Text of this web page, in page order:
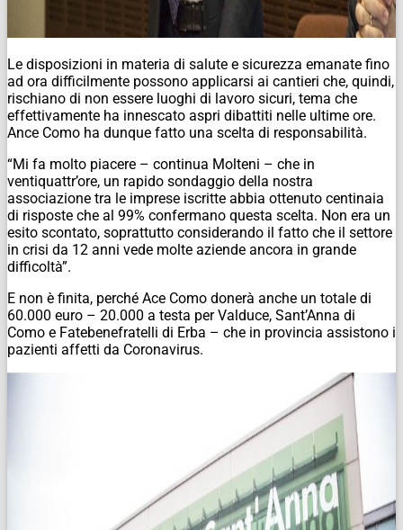
Le disposizioni in materia di salute e sicurezza emanate fino
ad ora difficilmente possono applicarsi ai cantieri che, quindi,
rischiano di non essere luoghi di lavoro sicuri, tema che
effettivamente ha innescato aspri dibattiti nelle ultime ore.
Ance Como ha dunque fatto una scelta di responsabilità.
“Mi fa molto piacere – continua Molteni – che in
ventiquattr’ore, un rapido sondaggio della nostra
associazione tra le imprese iscritte abbia ottenuto centinaia
di risposte che al 99% confermano questa scelta. Non era un
esito scontato, soprattutto considerando il fatto che il settore
in crisi da 12 anni vede molte aziende ancora in grande
difficoltà”.
E non è finita, perché Ace Como donerà anche un totale di
60.000 euro – 20.000 a testa per Valduce, Sant’Anna di
Como e Fatebenefratelli di Erba – che in provincia assistono i
pazienti affetti da Coronavirus.